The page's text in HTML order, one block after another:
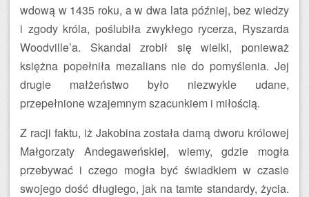
wdową w 1435 roku, a w dwa lata później, bez wiedzy
i zgody króla, poślubiła zwykłego rycerza, Ryszarda
Woodville’a. Skandal zrobił się wielki, ponieważ
księżna popełniła mezalians nie do pomyślenia. Jej
drugie małżeństwo było niezwykle udane,
przepełnione wzajemnym szacunkiem i miłością.
Z racji faktu, iż Jakobina została damą dworu królowej
Małgorzaty Andegaweńskiej, wiemy, gdzie mogła
przebywać i czego mogła być świadkiem w czasie
swojego dość długiego, jak na tamte standardy, życia.